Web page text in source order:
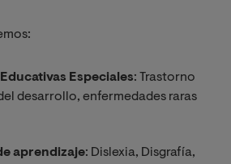
Especiales: Trastorno
desarrollo, enfermedades raras
aprendizaje: Dislexia, Disgrafía,